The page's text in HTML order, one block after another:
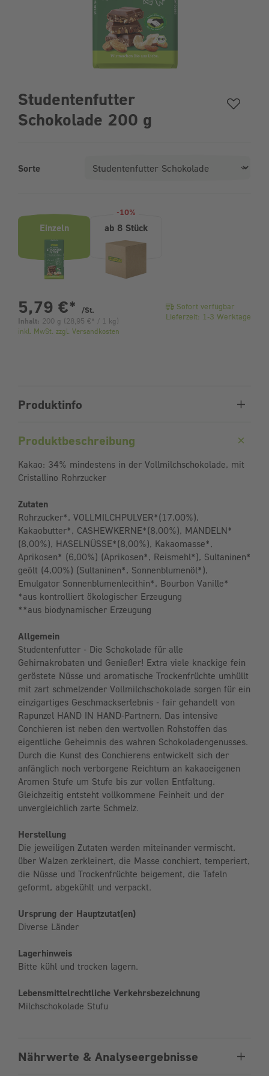
Studentenfutter
Schokolade 200 g
Sorte
Einzeln
-10%
ab 8 Stück
5,79 €* /St.
Inhalt: 200 g ( 28,95 € * / 1 kg)
inkl. MwSt. zzgl. Versandkosten
Sofort verfügbar
Lieferzeit: 1-3 Werktage
Produktinfo
Produktbeschreibung
Kakao: 34% mindestens in der Vollmilchschokolade, mit
Cristallino Rohrzucker
Zutaten
Rohrzucker*, VOLLMILCHPULVER*(17,00%),
Kakaobutter*, CASHEWKERNE*(8,00%), MANDELN*
(8,00%), HASELNÜSSE*(8,00%), Kakaomasse*,
Aprikosen* (6,00%) (Aprikosen*, Reismehl*), Sultaninen*
geölt (4,00%) (Sultaninen*, Sonnenblumenöl*),
Emulgator Sonnenblumenlecithin*, Bourbon Vanille*
*aus kontrolliert ökologischer Erzeugung
**aus biodynamischer Erzeugung
Allgemein
Studentenfutter - Die Schokolade für alle
Gehirnakrobaten und Genießer! Extra viele knackige fein
geröstete Nüsse und aromatische Trockenfrüchte umhüllt
mit zart schmelzender Vollmilchschokolade sorgen für ein
einzigartiges Geschmackserlebnis - fair gehandelt von
Rapunzel HAND IN HAND-Partnern. Das intensive
Conchieren ist neben den wertvollen Rohstoffen das
eigentliche Geheimnis des wahren Schokoladengenusses.
Durch die Kunst des Conchierens entwickelt sich der
anfänglich noch verborgene Reichtum an kakaoeigenen
Aromen Stufe um Stufe bis zur vollen Entfaltung.
Gleichzeitig entsteht vollkommene Feinheit und der
unvergleichlich zarte Schmelz.
Herstellung
Die jeweiligen Zutaten werden miteinander vermischt,
über Walzen zerkleinert, die Masse conchiert, temperiert,
die Nüsse und Trockenfrüchte beigement, die Tafeln
geformt, abgekühlt und verpackt.
Ursprung der Hauptzutat(en)
Diverse Länder
Lagerhinweis
Bitte kühl und trocken lagern.
Lebensmittelrechtliche Verkehrsbezeichnung
Milchschokolade Stufu
Nährwerte & Analyseergebnisse